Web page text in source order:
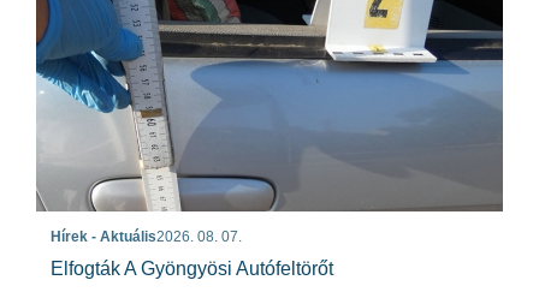
Hírek - Aktuális2026. 08. 07.
Elfogták A Gyöngyösi Autófeltörőt